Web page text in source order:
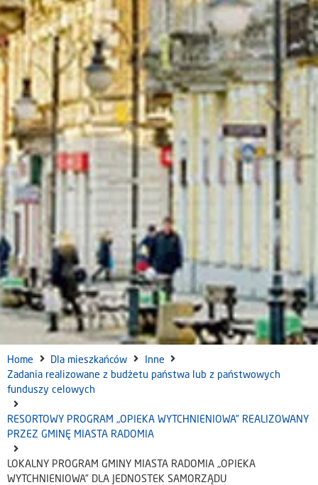
Home Dla mieszkańców
Inne
Zadania realizowane z budżetu państwa lub z państwowych
funduszy celowych
RESORTOWY PROGRAM „OPIEKA WYTCHNIENIOWA” REALIZOWANY
PRZEZ GMINĘ MIASTA RADOMIA
LOKALNY PROGRAM GMINY MIASTA RADOMIA „OPIEKA
WYTCHNIENIOWA” DLA JEDNOSTEK SAMORZĄDU